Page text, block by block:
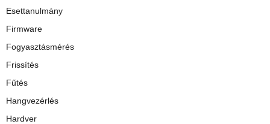
Esettanulmány
Firmware
Fogyasztásmérés
Frissítés
Fűtés
Hangvezérlés
Hardver